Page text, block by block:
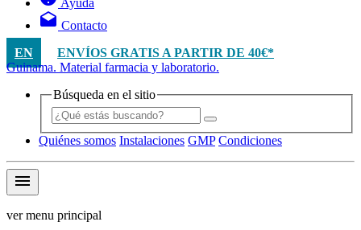
Ayuda
drafts Contacto
EN
ENVÍOS GRATIS A PARTIR DE 40€*
Guinama. Material farmacia y laboratorio.
Búsqueda en el sitio
Quiénes somos Instalaciones GMP Condiciones
menu
ver menu principal